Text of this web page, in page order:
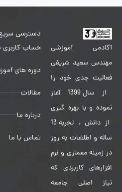
آکادمی آموزشی
مهندس سعید شریفی
فعالیت جدی خود را
از سال 1399 آغاز
نموده و با بهره گیری
از دانش ، تجربه 13
ساله و اطلاعات به روز
در زمینه معماری و نرم
افزارهای کاربردی که
نیاز اصلی جامعه
دسترسی
حساب
دوره های
مقالات
درباره ما
تماس با ما